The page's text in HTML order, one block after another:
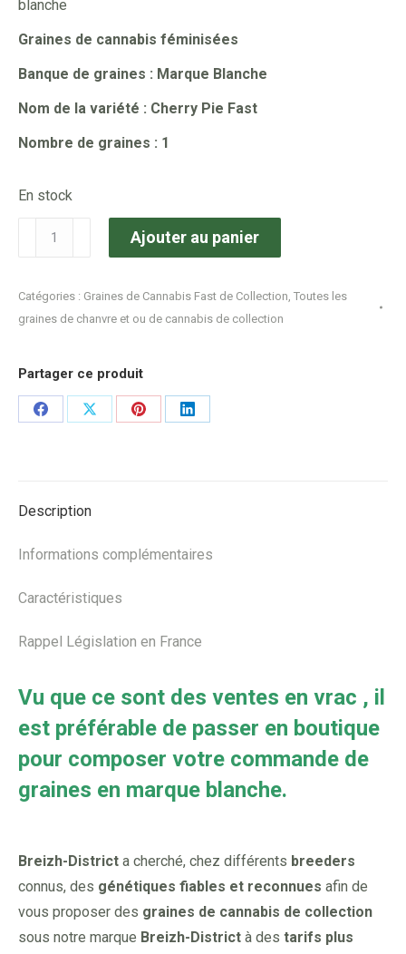
blanche
Graines de cannabis féminisées
Banque de graines : Marque Blanche
Nom de la variété : Cherry Pie Fast
Nombre de graines : 1
En stock
quantité
District
-
Pie
Fast
Ajouter au panier
Catégories : Graines de Cannabis Fast de Collection, Toutes les
graines de chanvre et ou de cannabis de collection
Partager ce produit
Share
Share
Share
Share
Description
Informations complémentaires
Caractéristiques
Rappel Législation en France
Vu que ce sont des ventes en vrac , il
est préférable de passer en boutique
pour composer votre commande de
graines en marque blanche.
Breizh-District a cherché, chez différents breeders
connus, des génétiques fiables et reconnues afin de
vous proposer des graines de cannabis de collection
sous notre marque Breizh-District à des tarifs plus